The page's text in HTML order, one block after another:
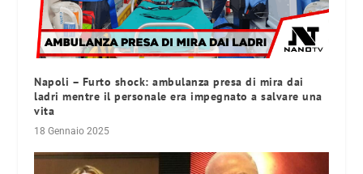
Napoli – Furto shock: ambulanza presa di mira dai
ladri mentre il personale era impegnato a salvare una
vita
18 Gennaio 2025